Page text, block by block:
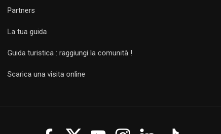
Partners
La tua guida
Guida turistica : raggiungi la comunità !
Scarica una visita online